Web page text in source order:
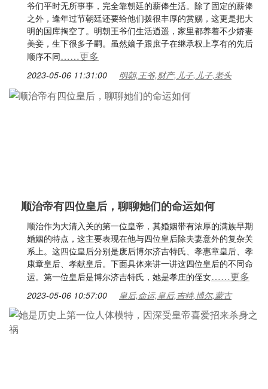
爷们平时无所事事，完全靠朝廷的薪俸生活。除了固定的薪俸
之外，逢年过节朝廷还要给他们拨很丰厚的赏赐，这更是把大
明的国库掏空了。明朝王爷们生活逍遥，家里都养着不少娇妻
美妾，生下很多子嗣。虽然嫡子跟庶子在继承权上享有的先后
顺序不同……更多
2023-05-06 11:31:00 明朝,王爷,财产,儿子,儿子,老头
顺治帝有四位皇后，聊聊她们的命运如何
顺治作为大清入关的第一位皇帝，其婚姻带有浓厚的满族早期
婚姻的特点，这主要表现在他与四位皇后除夫妻意外的复杂关
系上。这四位皇后分别是废后博尔济吉特氏、孝惠章皇后、孝
康章皇后、孝献皇后。下面具体来讲一讲这四位皇后的不同命
运。第一位皇后是博尔济吉特氏，她是孝庄的侄女……更多
2023-05-06 10:57:00 皇后,命运,皇后,吉特,博尔,蒙古